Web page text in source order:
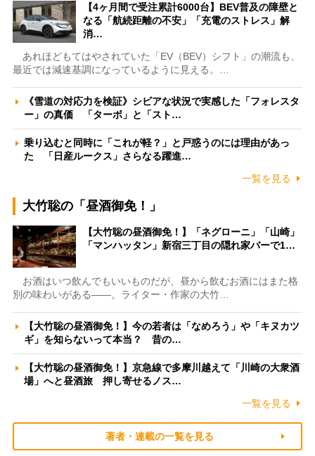
【4ヶ月間で受注累計6000台】BEV普及の障壁と
なる「航続距離の不安」「充電のストレス」解
消…
あれほどもてはやされていた「EV（BEV）シフト」の潮流も、
最近では減速基調になっているように見える。…
《雪道の対応力を検証》シビアな状況で実感した「フォレスタ
ー」の真価 「ターボ」と「スト…
乗り込むと同時に「これが軽？」と戸惑うのには理由があっ
た 「日産ルークス」さらなる躍進…
一覧を見る
大竹聡の「昼酒御免！」
【大竹聡の昼酒御免！】「ネグローニ」「山崎」
「マンハッタン」新宿三丁目の隠れ家バーで1…
お酒はいつ飲んでもいいものだが、昼から飲むお酒にはまた格
別の味わいがある――。ライター・作家の大竹…
【大竹聡の昼酒御免！】今の若者は「なめろう」や「キヌカツ
ギ」を知らないって本当？ 昔の…
【大竹聡の昼酒御免！】京急線で多摩川越えて「川崎の大衆酒
場」へと昼酒旅 押し寄せるノス…
一覧を見る
著者・連載の一覧を見る